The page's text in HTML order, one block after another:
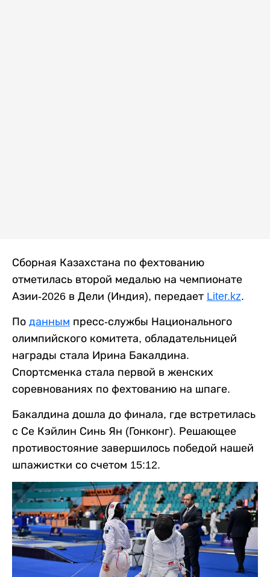
Сборная Казахстана по фехтованию
отметилась второй медалью на чемпионате
Азии-2026 в Дели (Индия), передает Liter.kz.
По данным пресс-службы Национального
олимпийского комитета, обладательницей
награды стала Ирина Бакалдина.
Спортсменка стала первой в женских
соревнованиях по фехтованию на шпаге.
Бакалдина дошла до финала, где встретилась
с Се Кэйлин Синь Ян (Гонконг). Решающее
противостояние завершилось победой нашей
шпажистки со счетом 15:12.